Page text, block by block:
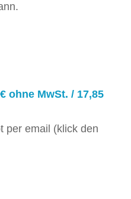
ohne MwSt. / 17,85
per email (klick den